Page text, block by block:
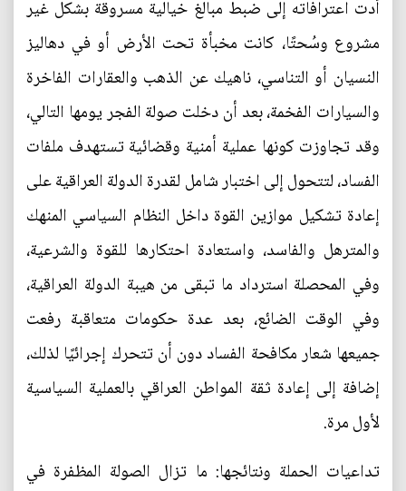
أدت اعترافاته إلى ضبط مبالغ خيالية مسروقة بشكل غير
مشروع وسُحتًا، كانت مخبأة تحت الأرض أو في دهاليز
النسيان أو التناسي، ناهيك عن الذهب والعقارات الفاخرة
والسيارات الفخمة، بعد أن دخلت صولة الفجر يومها التالي،
وقد تجاوزت كونها عملية أمنية وقضائية تستهدف ملفات
الفساد، لتتحول إلى اختبار شامل لقدرة الدولة العراقية على
إعادة تشكيل موازين القوة داخل النظام السياسي المنهك
والمترهل والفاسد، واستعادة احتكارها للقوة والشرعية،
وفي المحصلة استرداد ما تبقى من هيبة الدولة العراقية،
وفي الوقت الضائع، بعد عدة حكومات متعاقبة رفعت
جميعها شعار مكافحة الفساد دون أن تتحرك إجرائيًا لذلك،
إضافة إلى إعادة ثقة المواطن العراقي بالعملية السياسية
لأول مرة.
تداعيات الحملة ونتائجها: ما تزال الصولة المظفرة في